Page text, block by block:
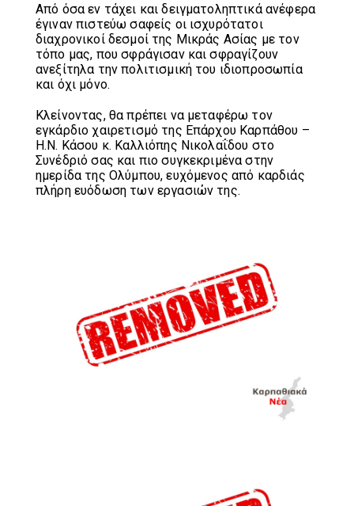
Από όσα εν τάχει και δειγματοληπτικά ανέφερα
έγιναν πιστεύω σαφείς οι ισχυρότατοι
διαχρονικοί δεσμοί της Μικράς Ασίας με τον
τόπο μας, που σφράγισαν και σφραγίζουν
ανεξίτηλα την πολιτισμική του ιδιοπροσωπία
και όχι μόνο.
Κλείνοντας, θα πρέπει να μεταφέρω τον
εγκάρδιο χαιρετισμό της Επάρχου Καρπάθου –
Η.Ν. Κάσου κ. Καλλιόπης Νικολαΐδου στο
Συνέδριό σας και πιο συγκεκριμένα στην
ημερίδα της Ολύμπου, ευχόμενος από καρδιάς
πλήρη ευόδωση των εργασιών της.